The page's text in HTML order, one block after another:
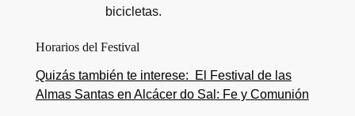
bicicletas.
Horarios del Festival
Quizás también te interese:
El Festival de las
Almas Santas en Alcácer do Sal: Fe y Comunión